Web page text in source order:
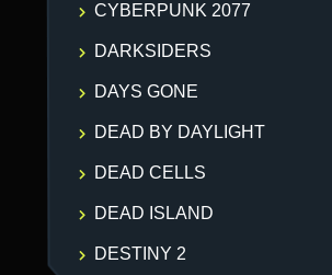
CYBERPUNK 2077
DARKSIDERS
DAYS GONE
DEAD BY DAYLIGHT
DEAD CELLS
DEAD ISLAND
DESTINY 2